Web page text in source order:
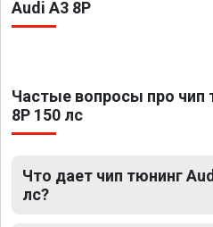
Audi A3 8P
Частые вопросы про чип
8P 150 лс
Что дает чип тюнинг
лс?